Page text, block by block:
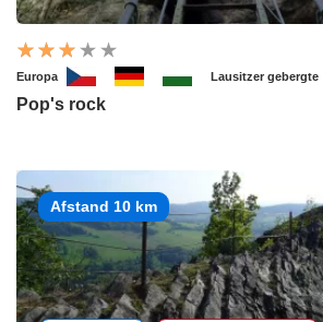
Europa Lausitzer gebergte
Pop's rock
Afstand 10 km